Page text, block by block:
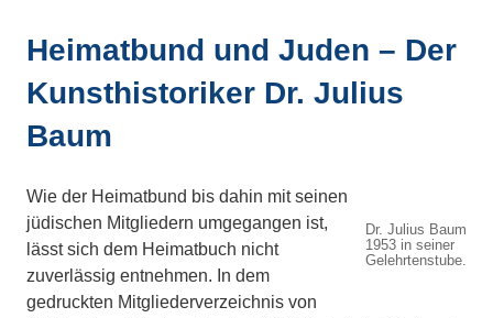
Heimatbund und Juden – Der
Kunsthistoriker Dr. Julius
Baum
Dr. Julius Baum
1953 in seiner
Gelehrtenstube.
Wie der Heimatbund bis dahin mit seinen
jüdischen Mitgliedern umgegangen ist,
lässt sich dem Heimatbuch nicht
zuverlässig entnehmen. In dem
gedruckten Mitgliederverzeichnis von